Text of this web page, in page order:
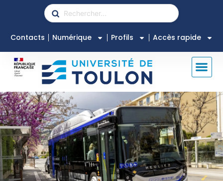
Contacts Numérique Profils Accès rapide